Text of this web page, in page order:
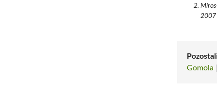
2007
Gomola